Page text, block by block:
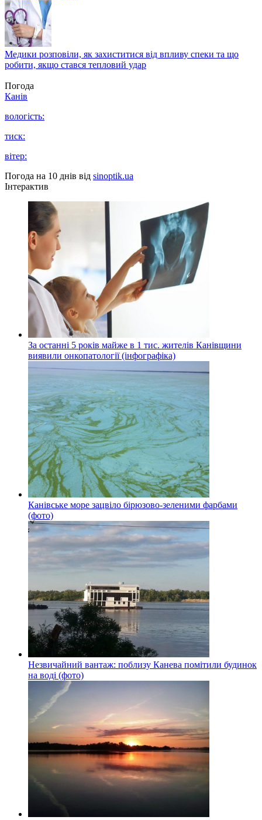
Медики розповіли, як захиститися від впливу спеки та що
робити, якщо стався тепловий удар
Погода
Канів
вологість:
тиск:
вітер:
Погода на 10 днів від sinoptik.ua
Інтерактив
За останні 5 років майже в 1 тис. жителів Канівщини
виявили онкопатології (інфографіка)
Канівське море зацвіло бірюзово-зеленими фарбами
(фото)
Незвичайний вантаж: поблизу Канева помітили будинок
на воді (фото)